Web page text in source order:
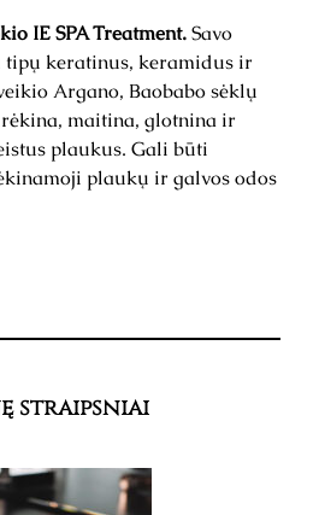
IE SPA Treatment.Savo
keratinus, keramidus ir
Argano, Baobabo sėklų
maitina, glotnina ir
plaukus. Gali būti
plaukų ir galvos odos
straipsniai